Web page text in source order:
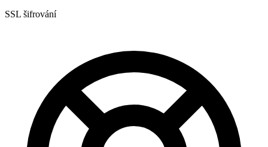
SSL šifrování